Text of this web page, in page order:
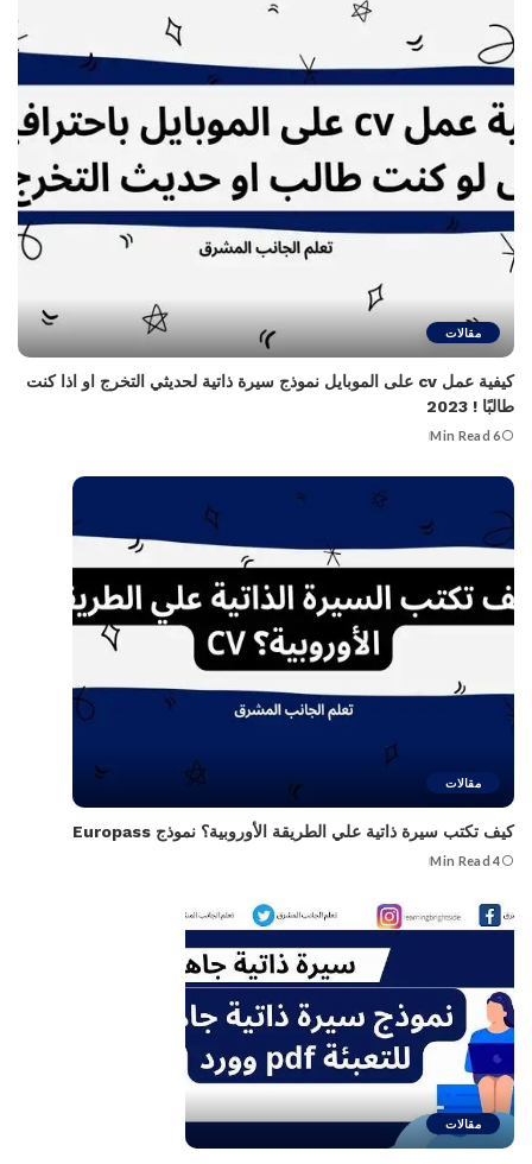
مقالات
كيفية عمل cv على الموبايل نموذج سيرة ذاتية لحديثي التخرج او اذا كنت
طالبًا ! 2023
6 Min Read
مقالات
كيف تكتب سيرة ذاتية علي الطريقة الأوروبية؟ نموذج Europass
4 Min Read
مقالات